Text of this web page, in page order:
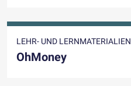
LEHR- UND LERNMATERIALIEN
OhMoney